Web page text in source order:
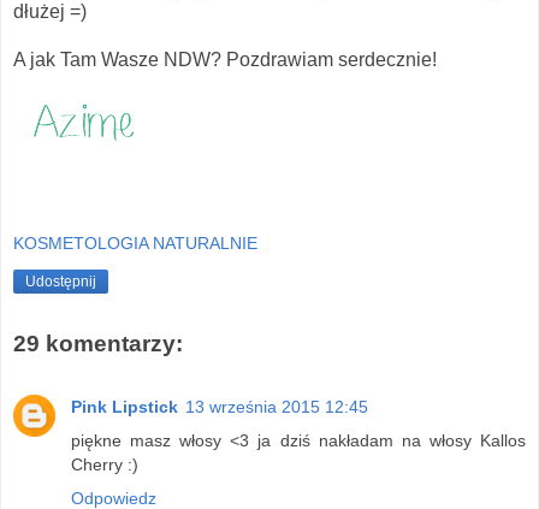
dłużej =)
A jak Tam Wasze NDW? Pozdrawiam serdecznie!
KOSMETOLOGIA NATURALNIE
Udostępnij
29 komentarzy:
Pink Lipstick 13 września 2015 12:45
piękne masz włosy <3 ja dziś nakładam na włosy Kallos
Cherry :)
Odpowiedz